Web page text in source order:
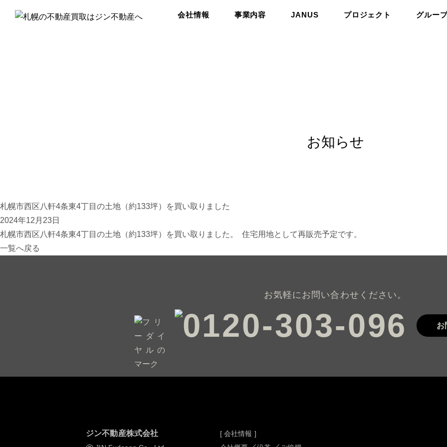
会社情報 事業内容 JANUS プロジェクト グルー
お知らせ
札幌市西区八軒4条東4丁目の土地（約133坪）を買い取りました
2024年12月23日
札幌市西区八軒4条東4丁目の土地（約133坪）を買い取りました。 住宅用地として再販売予定です。
一覧へ戻る
お気軽にお問い合わせください。
お
ジン不動産株式会社
[ 会社情報 ]